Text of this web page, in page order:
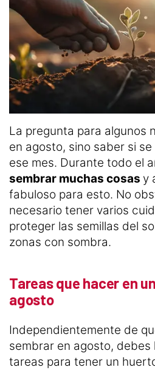
La pregunta para algunos
en agosto, sino saber si
ese mes. Durante todo el
sembrar muchas cosas y
fabuloso para esto. No
necesario tener varios
proteger las semillas del
zonas con sombra.
Tareas que hacer en
agosto
Independientemente de
sembrar en agosto, debes
tareas para tener un